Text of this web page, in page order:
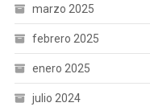
marzo 2025
febrero 2025
enero 2025
julio 2024